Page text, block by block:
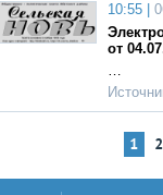
10:55 |
от
…
1 2